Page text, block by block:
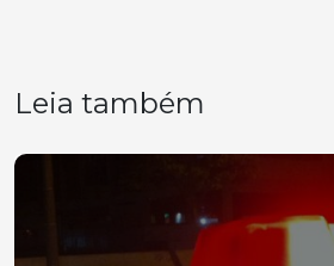
Leia também